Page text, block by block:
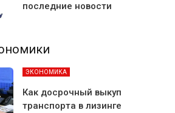
последние новости
ЭКОНОМИКА
Как досрочный выкуп
транспорта в лизинге